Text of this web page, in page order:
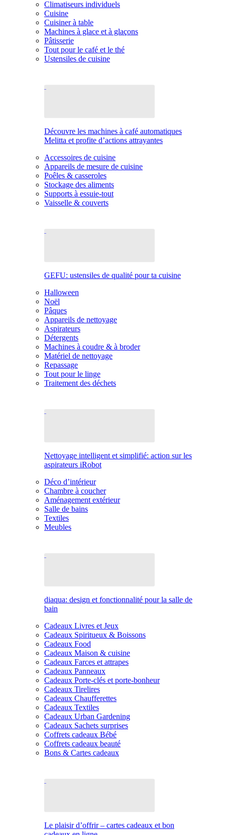
Climatiseurs individuels
Cuisine
Cuisiner à table
Machines à glace et à glaçons
Pâtisserie
Tout pour le café et le thé
Ustensiles de cuisine
Découvre les machines à café automatiques
Melitta et profite d’actions attrayantes
Accessoires de cuisine
Appareils de mesure de cuisine
Poêles & casseroles
Stockage des aliments
Supports à essuie-tout
Vaisselle & couverts
GEFU: ustensiles de qualité pour ta cuisine
Halloween
Noël
Pâques
Appareils de nettoyage
Aspirateurs
Détergents
Machines à coudre & à broder
Matériel de nettoyage
Repassage
Tout pour le linge
Traitement des déchets
Nettoyage intelligent et simplifié: action sur les
aspirateurs iRobot
Déco d’intérieur
Chambre à coucher
Aménagement extérieur
Salle de bains
Textiles
Meubles
diaqua: design et fonctionnalité pour la salle de
bain
Cadeaux Livres et Jeux
Cadeaux Spiritueux & Boissons
Cadeaux Food
Cadeaux Maison & cuisine
Cadeaux Farces et attrapes
Cadeaux Panneaux
Cadeaux Porte-clés et porte-bonheur
Cadeaux Tirelires
Cadeaux Chaufferettes
Cadeaux Textiles
Cadeaux Urban Gardening
Cadeaux Sachets surprises
Coffrets cadeaux Bébé
Coffrets cadeaux beauté
Bons & Cartes cadeaux
Le plaisir d’offrir – cartes cadeaux et bon